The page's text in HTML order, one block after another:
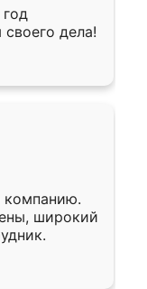
трапеция
дела!
компанию.
широкий